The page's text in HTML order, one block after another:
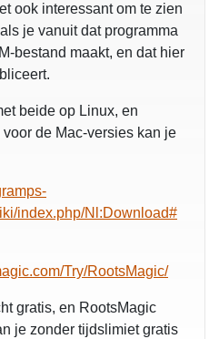
ook interessant om te zien
je vanuit dat programma
bestand maakt, en dat hier
beide op Linux, en
de Mac-versies kan je
index.php/Nl:Download#
Try/RootsMagic/
gratis, en RootsMagic
je zonder tijdslimiet gratis